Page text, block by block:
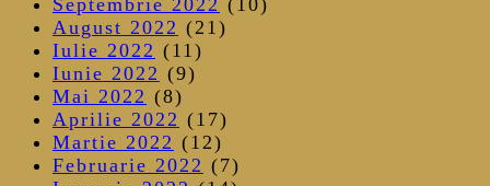
August 2022 (21)
Iulie 2022 (11)
Iunie 2022 (9)
Mai 2022 (8)
Aprilie 2022 (17)
Martie 2022 (12)
Februarie 2022 (7)